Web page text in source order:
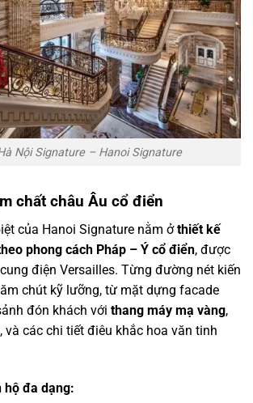
Nội Signature – Hanoi Signature
chất châu Âu cổ điển
của Hanoi Signature nằm ởthiết kế
phong cách Pháp – Ý cổ điển, được
điện Versailles. Từng đường nét kiến
chút kỹ lưỡng, từ mặt dựng facade
đón khách với thang máy mạ vàng,
, và các chi tiết điêu khắc hoa văn tinh
hộ đa dạng: